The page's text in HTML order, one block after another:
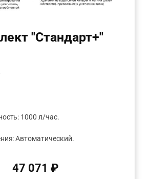
"Стандарт+"
1000 л/час.
Автоматический.
47 071 ₽